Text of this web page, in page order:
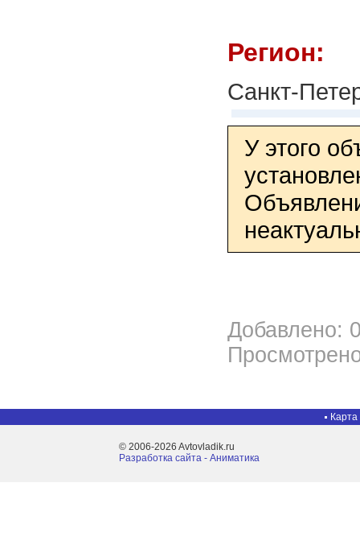
Регион:
Санкт-
У этого
Добавлено:
Карта
© 2006-2026 Avtovladik.ru
Разработка сайта - Aниматика